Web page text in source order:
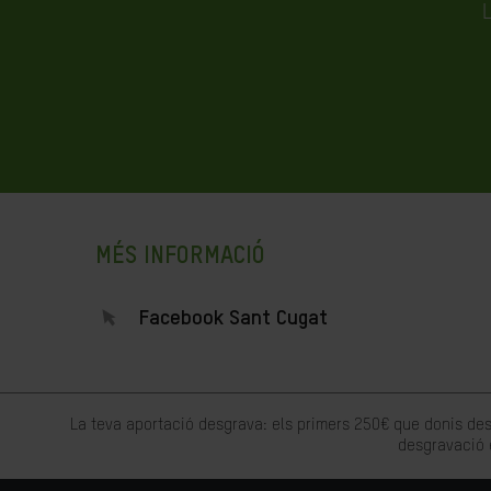
MÉS INFORMACIÓ
Facebook Sant Cugat
La teva aportació desgrava: els primers 250€ que donis
desgravació